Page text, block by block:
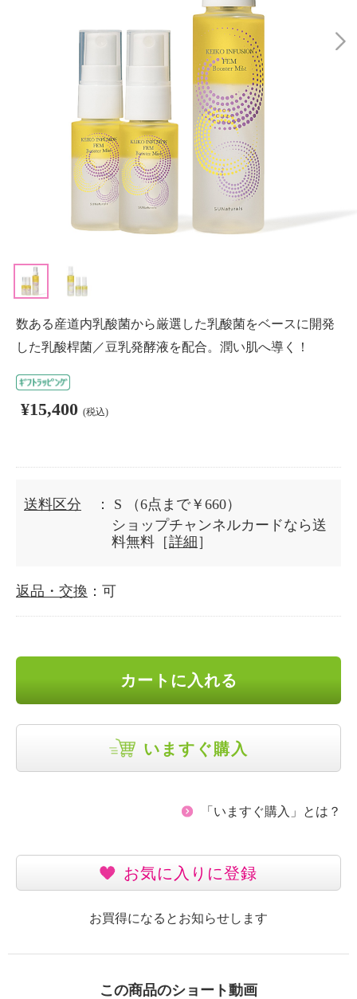
数ある産道内乳酸菌から厳選した乳酸菌をベースに開発
した乳酸桿菌／豆乳発酵液を配合。潤い肌へ導く！
¥15,400 (税込)
送料区分 ： S
（6点まで￥660）
ショップチャンネルカードなら送
料無料［詳細 ］
返品・交換 ：可
カートに入れる
いますぐ購入
「いますぐ購入」とは？
お気に入りに登録
お買得になるとお知らせします
この商品のショート動画